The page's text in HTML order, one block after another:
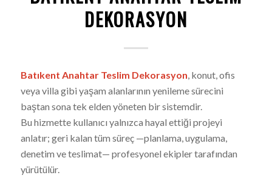
DEKORASYON
Batıkent Anahtar Teslim Dekorasyon , konut, ofis
veya villa gibi yaşam alanlarının yenileme sürecini
baştan sona tek elden yöneten bir sistemdir.
Bu hizmette kullanıcı yalnızca hayal ettiği projeyi
anlatır; geri kalan tüm süreç —planlama, uygulama,
denetim ve teslimat— profesyonel ekipler tarafından
yürütülür.